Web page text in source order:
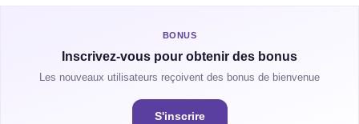
BONUS
Inscrivez-vous pour obtenir des bonus
Les nouveaux utilisateurs reçoivent des bonus de bienvenue
S'inscrire